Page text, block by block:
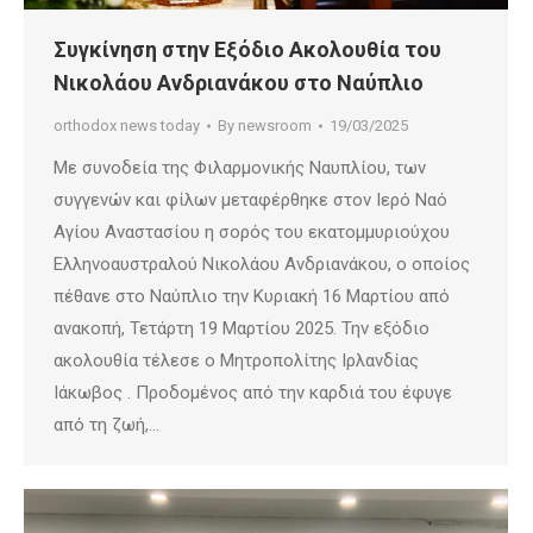
Συγκίνηση στην Εξόδιο Ακολουθία του
Νικολάου Ανδριανάκου στο Ναύπλιο
orthodox news today By newsroom 19/03/2025
Με συνοδεία της Φιλαρμονικής Ναυπλίου, των
συγγενών και φίλων μεταφέρθηκε στον Ιερό Ναό
Αγίου Αναστασίου η σορός του εκατομμυριούχου
Ελληνοαυστραλού Νικολάου Ανδριανάκου, ο οποίος
πέθανε στο Ναύπλιο την Κυριακή 16 Μαρτίου από
ανακοπή, Τετάρτη 19 Μαρτίου 2025. Την εξόδιο
ακολουθία τέλεσε ο Μητροπολίτης Ιρλανδίας
Ιάκωβος . Προδομένος από την καρδιά του έφυγε
από τη ζωή,…